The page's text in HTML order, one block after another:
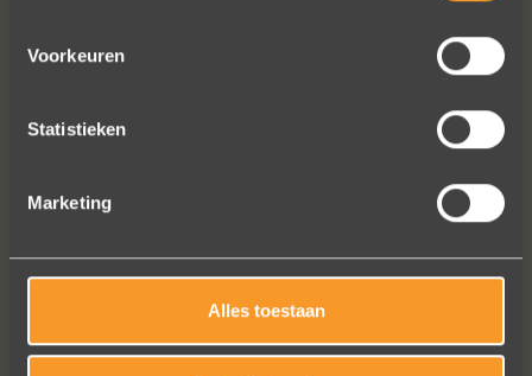
Voorkeuren
Statistieken
Marketing
Alles toestaan